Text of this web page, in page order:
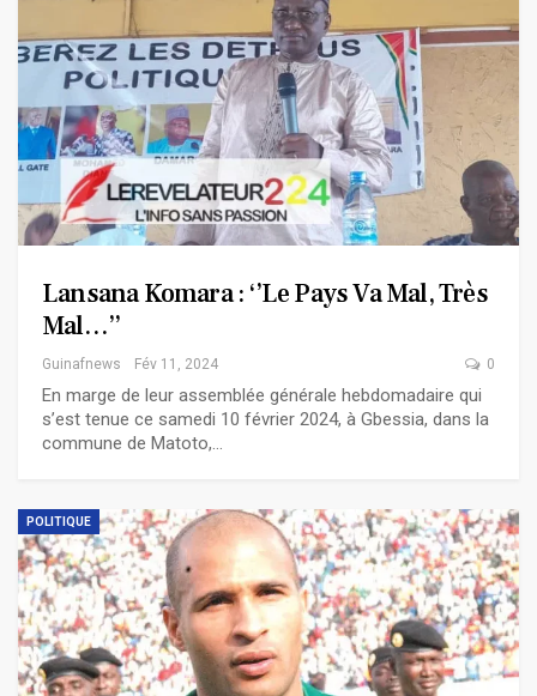
Lansana Komara : ‘’Le Pays Va Mal, Très
Mal…’’
Guinafnews Fév 11, 2024 0
En marge de leur assemblée générale hebdomadaire qui
s’est tenue ce samedi 10 février 2024, à Gbessia, dans la
commune de Matoto,…
POLITIQUE